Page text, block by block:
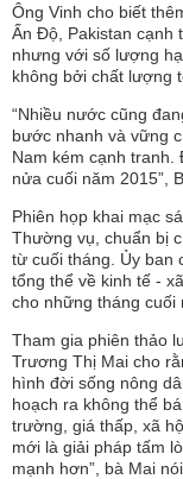
Ông Vinh cho biết
Ấn Độ, Pakistan cạnh
nhưng với số lượng
không bởi chất lượng
“Nhiều nước cũng
bước nhanh và vững
Nam kém cạnh
nửa cuối năm 2015”,
Phiên họp khai mạc
Thường vụ, chuẩn bị
từ cuối tháng. Ủy ban
tổng thể về kinh tế -
cho những tháng cuối
Tham gia phiên thảo
Trương Thị Mai cho
hình đời sống nông
hoạch ra không thể
trường, giá thấp, xã
mới là giải pháp tấm
mạnh hơn”, bà Mai nói.